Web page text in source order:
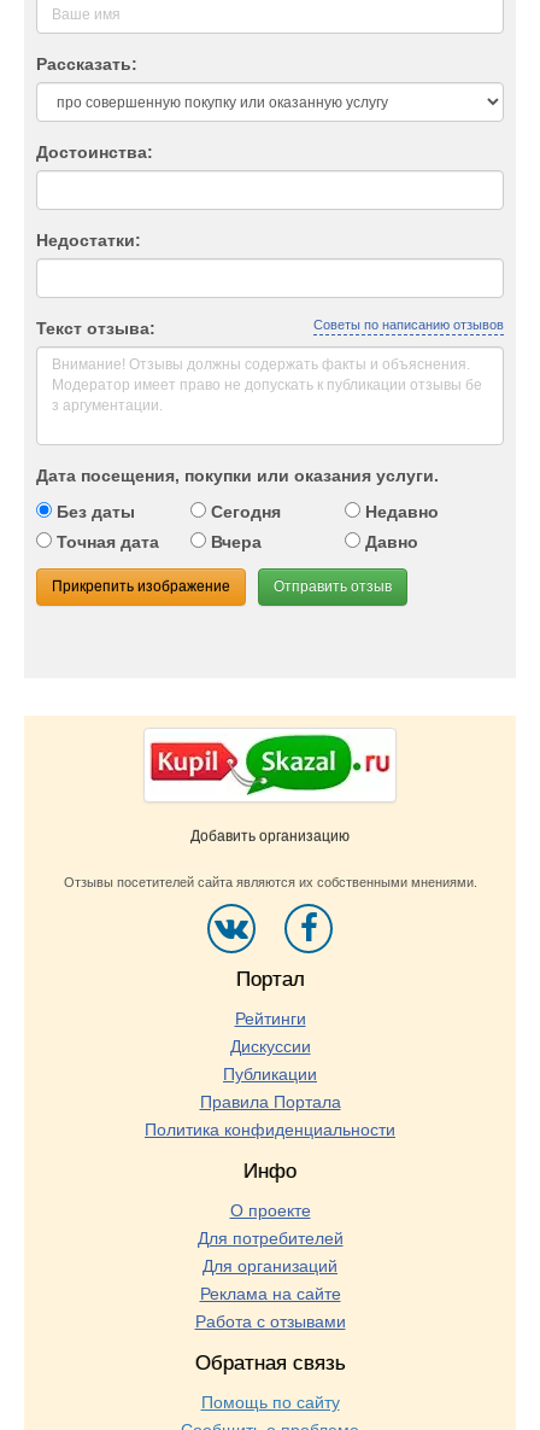
Рассказать:
Достоинства:
Недостатки:
Текст отзыва: Советы по написанию отзывов
Дата посещения, покупки или оказания услуги.
Без даты
Сегодня
Недавно
Точная дата
Вчера Давно
Прикрепить изображение Отправить отзыв
Добавить организацию
Отзывы посетителей сайта являются их собственными мнениями.
Портал
Рейтинги
Дискуссии
Публикации
Правила Портала
Политика конфиденциальности
Инфо
О проекте
Для потребителей
Для организаций
Реклама на сайте
Работа с отзывами
Обратная связь
Помощь по сайту